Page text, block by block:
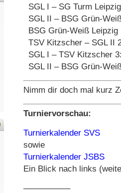
SGL I – SG Turm
SGL II – BSG Grün-
BSG Grün-Weiß Leipzig
TSV Kitzscher – SGL II
SGL I – TSV Kitzscher
SGL II – BSG Grün-
Nimm dir doch mal kurz
Turniervorschau:
Turnierkalender SVS
sowie
Turnierkalender JSBS
Ein Blick nach links
—————–